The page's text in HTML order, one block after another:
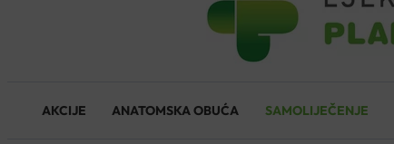
AKCIJE ANATOMSKA OBUĆA SAMOLIJEČENJE